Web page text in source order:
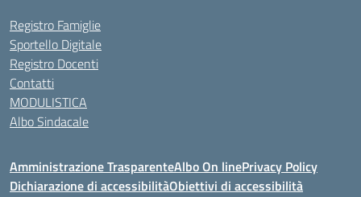
Registro Famiglie
Sportello Digitale
Registro Docenti
Contatti
MODULISTICA
Albo Sindacale
Amministrazione TrasparenteAlbo On linePrivacy Policy
Dichiarazione di accessibilitàObiettivi di accessibilità